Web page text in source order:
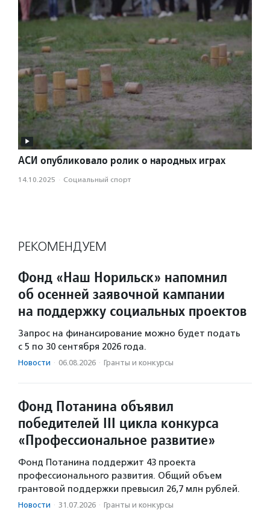
АСИ опубликовало ролик о народных играх
14.10.2025 · Социальный спорт
РЕКОМЕНДУЕМ
Фонд «Наш Норильск» напомнил
об осенней заявочной кампании
на поддержку социальных проектов
Запрос на финансирование можно будет подать
с 5 по 30 сентября 2026 года.
Новости · 06.08.2026 · Гранты и конкурсы
Фонд Потанина объявил
победителей III цикла конкурса
«Профессиональное развитие»
Фонд Потанина поддержит 43 проекта
профессионального развития. Общий объем
грантовой поддержки превысил 26,7 млн рублей.
Новости · 31.07.2026 · Гранты и конкурсы